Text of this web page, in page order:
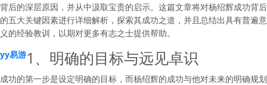
背后的深层原因，并从中汲取宝贵的启示。这篇文章将对杨绍辉成功背后
的五大关键因素进行详细解析，探索其成功之道，并且总结出具有普遍意
义的经验教训，以期对更多有志之士提供帮助。
yy易游1、明确的目标与远见卓识
成功的第一步是设定明确的目标，而杨绍辉的成功与他对未来的明确规划